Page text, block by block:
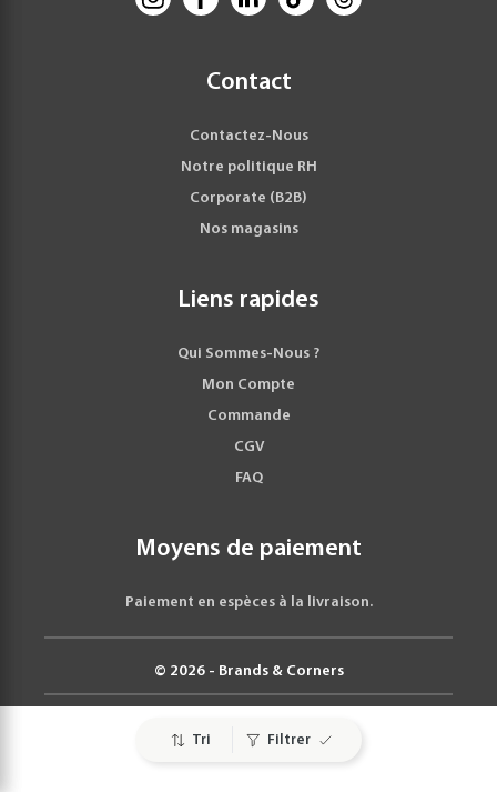
Tri Filtrer
Contact
Contactez-Nous
Notre politique RH
Corporate (B2B)
Nos magasins
Liens rapides
Qui Sommes-Nous ?
Mon Compte
Commande
CGV
FAQ
Moyens de paiement
Paiement en espèces à la livraison.
© 2026 - Brands & Corners